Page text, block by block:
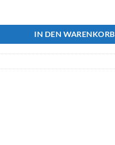
IN DEN WARENKORB